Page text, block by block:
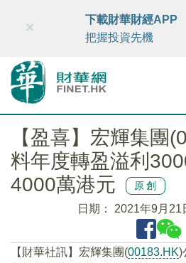
財華智庫網 FINTV
×
下載財華財經APP
把握投資先機
【盈喜】宏輝集團
料年度轉盈溢利
4000萬港元
原創
日期： 2021年9月21
【財華社訊】宏輝集團(00183.HK)